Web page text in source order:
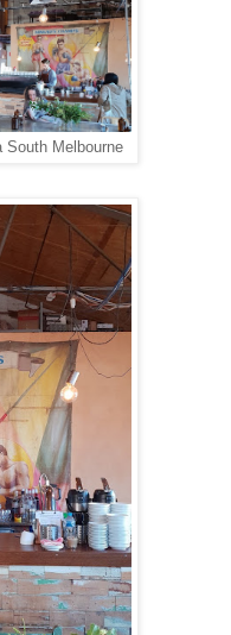
South Melbourne